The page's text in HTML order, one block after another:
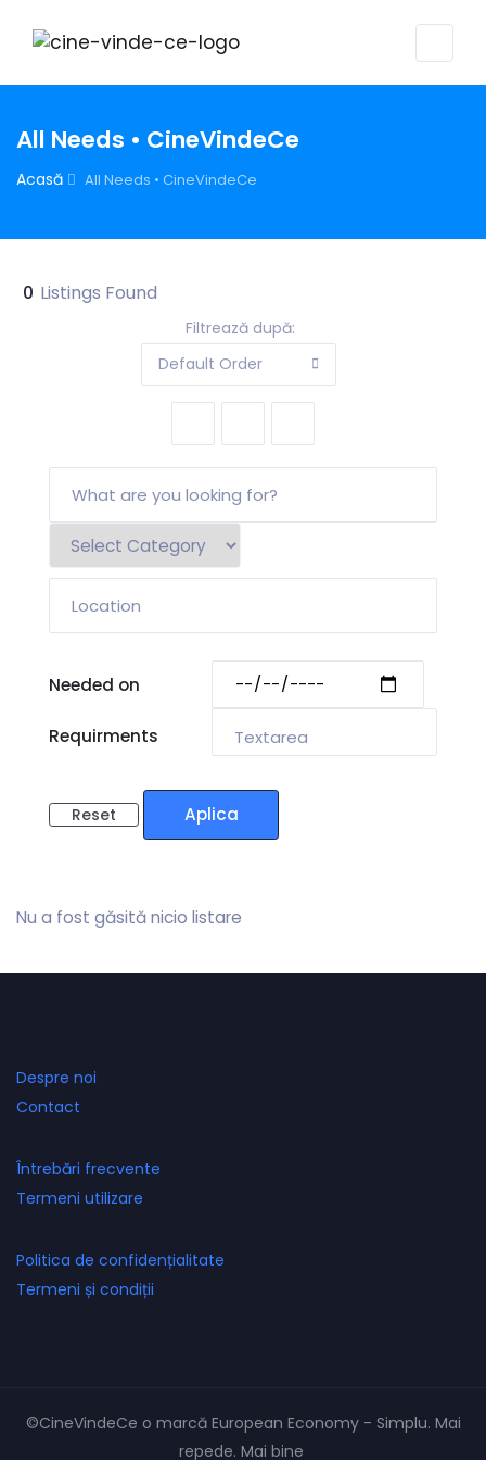
All Needs • CineVindeCe
Acasă All Needs • CineVindeCe
0 Listings Found
Filtrează după:
Default Order
Needed on
Requirments
Reset Aplica
Nu a fost găsită nicio listare
Despre noi
Contact
Întrebări frecvente
Termeni utilizare
Politica de confidențialitate
Termeni și condiții
©CineVindeCe o marcă European Economy - Simplu. Mai
repede. Mai bine